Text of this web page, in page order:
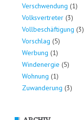
Verschwendung (1)
Volksvertreter (3)
Vollbeschäftigung (3)
Vorschlag (5)
Werbung (1)
Windenergie (5)
Wohnung (1)
Zuwanderung (3)